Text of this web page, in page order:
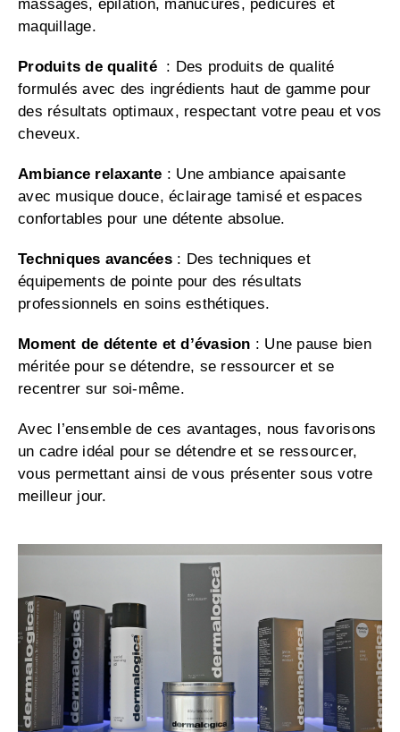
massages, épilation, manucures, pédicures et
maquillage.
Produits de qualité: Des produits de qualité
formulés avec des ingrédients haut de gamme pour
des résultats optimaux, respectant votre peau et vos
cheveux.
Ambiance relaxante : Une ambiance apaisante
avec musique douce, éclairage tamisé et espaces
confortables pour une détente absolue.
Techniques avancées: Des techniques et
équipements de pointe pour des résultats
professionnels en soins esthétiques.
Moment de détente et d’évasion : Une pause bien
méritée pour se détendre, se ressourcer et se
recentrer sur soi-même.
Avec l’ensemble de ces avantages, nous favorisons
un cadre idéal pour se détendre et se ressourcer,
vous permettant ainsi de vous présenter sous votre
meilleur jour.